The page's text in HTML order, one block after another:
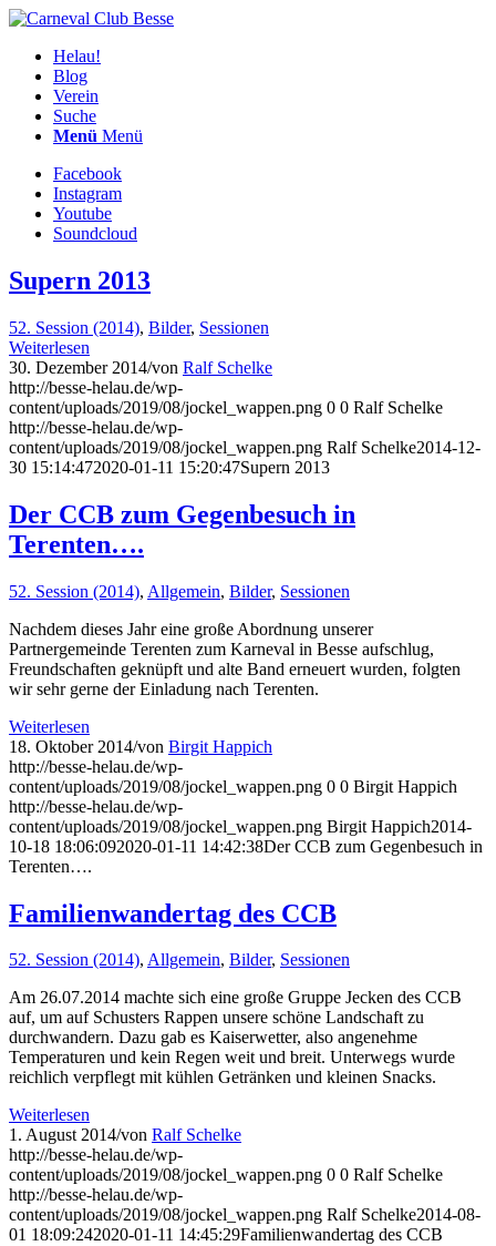
Helau!
Blog
Verein
Suche
Menü Menü
Facebook
Instagram
Youtube
Soundcloud
Supern 2013
52. Session (2014), Bilder, Sessionen
Weiterlesen
30. Dezember 2014/von Ralf Schelke
http://besse-helau.de/wp-
content/uploads/2019/08/jockel_wappen.png 0 0 Ralf Schelke
http://besse-helau.de/wp-
content/uploads/2019/08/jockel_wappen.png Ralf Schelke2014-12-
30 15:14:472020-01-11 15:20:47Supern 2013
Der CCB zum Gegenbesuch in
Terenten….
52. Session (2014), Allgemein, Bilder, Sessionen
Nachdem dieses Jahr eine große Abordnung unserer
Partnergemeinde Terenten zum Karneval in Besse aufschlug,
Freundschaften geknüpft und alte Band erneuert wurden, folgten
wir sehr gerne der Einladung nach Terenten.
Weiterlesen
18. Oktober 2014/von Birgit Happich
http://besse-helau.de/wp-
content/uploads/2019/08/jockel_wappen.png 0 0 Birgit Happich
http://besse-helau.de/wp-
content/uploads/2019/08/jockel_wappen.png Birgit Happich2014-
10-18 18:06:092020-01-11 14:42:38Der CCB zum Gegenbesuch in
Terenten….
Familienwandertag des CCB
52. Session (2014), Allgemein, Bilder, Sessionen
Am 26.07.2014 machte sich eine große Gruppe Jecken des CCB
auf, um auf Schusters Rappen unsere schöne Landschaft zu
durchwandern. Dazu gab es Kaiserwetter, also angenehme
Temperaturen und kein Regen weit und breit. Unterwegs wurde
reichlich verpflegt mit kühlen Getränken und kleinen Snacks.
Weiterlesen
1. August 2014/von Ralf Schelke
http://besse-helau.de/wp-
content/uploads/2019/08/jockel_wappen.png 0 0 Ralf Schelke
http://besse-helau.de/wp-
content/uploads/2019/08/jockel_wappen.png Ralf Schelke2014-08-
01 18:09:242020-01-11 14:45:29Familienwandertag des CCB